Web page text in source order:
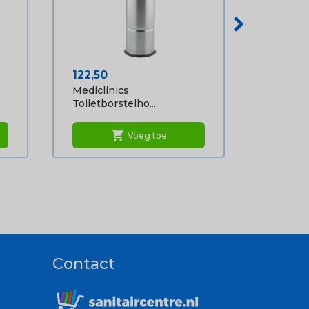
Prijs
122,50
Mediclinics
Toiletborstelho...
shopping_cart Voeg toe
Contact